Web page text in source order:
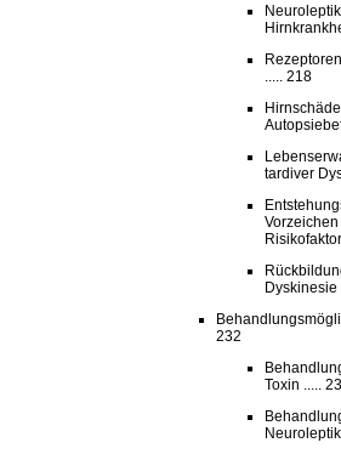
..... 218
tardiver
Vorzeichen
Dyskinesie
232
Toxin .....